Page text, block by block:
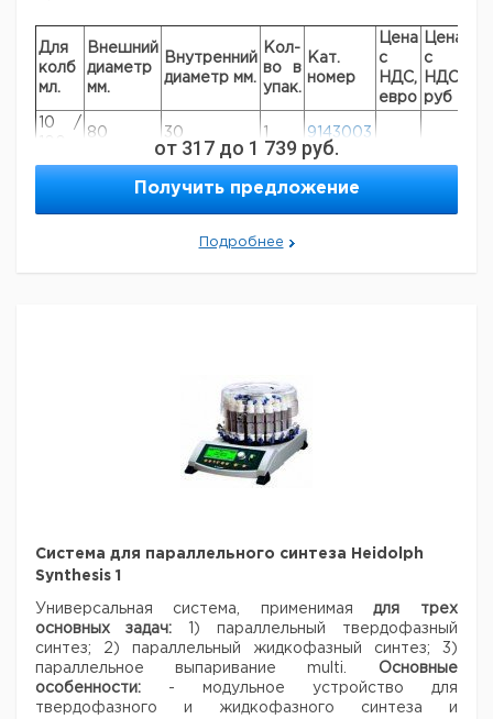
Для
колб
мл.
Внешний
диаметр
мм.
Внутренний
диаметр мм.
Кол-
во в
упак.
Кат.
номер
Цена
с
НДС,
евро
Цена
с
НДС,
руб
10 /
80 30 1 9143003
250 /
110 60 1 9143006
1000
от 317 до 1 739 руб.
Получить предложение
Подробнее
Система для параллельного синтеза Heidolph
Synthesis 1
Универсальная система, применимая для трех
основных задач:
1) параллельный твердофазный
синтез; 2) параллельный жидкофазный синтез; 3)
параллельное выпаривание multi.
Основные
особенности:
- модульное устройство для
твердофазного и жидкофазного синтеза и